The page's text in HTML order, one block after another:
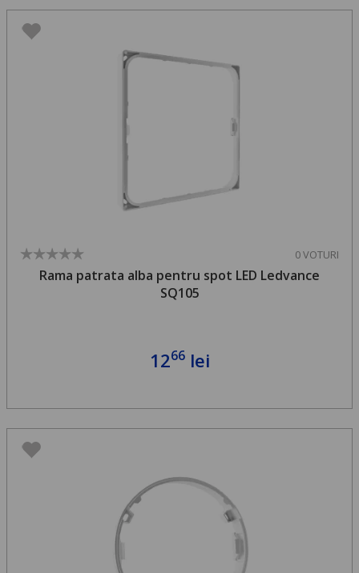
0 VOTURI
Rama patrata alba pentru spot LED Ledvance
SQ105
1266lei